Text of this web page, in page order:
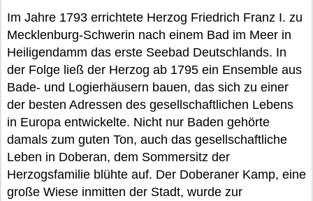
Im Jahre 1793 errichtete Herzog Friedrich Franz I. zu
Mecklenburg-Schwerin nach einem Bad im Meer in
Heiligendamm das erste Seebad Deutschlands. In
der Folge ließ der Herzog ab 1795 ein Ensemble aus
Bade- und Logierhäusern bauen, das sich zu einer
der besten Adressen des gesellschaftlichen Lebens
in Europa entwickelte. Nicht nur Baden gehörte
damals zum guten Ton, auch das gesellschaftliche
Leben in Doberan, dem Sommersitz der
Herzogsfamilie blühte auf. Der Doberaner Kamp, eine
große Wiese inmitten der Stadt, wurde zur